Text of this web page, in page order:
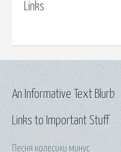
Links
Links to Important Stuff
Песня колесики минус
An Informative Text Blurb